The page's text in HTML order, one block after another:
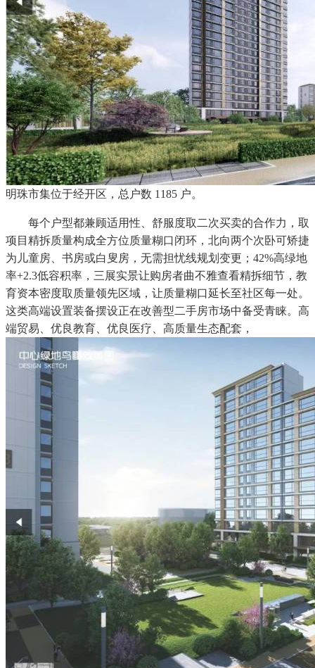
明珠市集位于经开区，总户数 1185 户。
每个户型都兼顾适用性、舒服度取二次买卖的合作力，取
项目精拆质量构成全方位质量糊口闭环，北向两个次卧可矫捷
为儿童房、书房或白叟房，无需担忧线规划变更；42%高绿地
率+2.3低容积率，三展实景让购房者曲不雅查看精拆细节，教
育资本密度取质量领先区域，让质量糊口延长至社区每一处。
这类高端设置装备摆设正在改善型二手房市场中备受青睐。高
端贸易、优良教育、优良医疗、高质量生态配套，